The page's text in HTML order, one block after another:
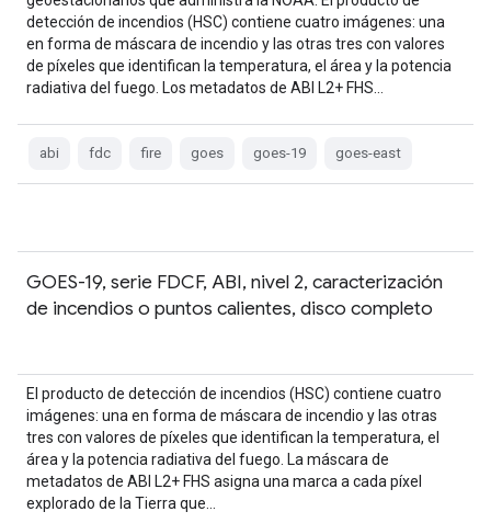
detección de incendios (HSC) contiene cuatro imágenes: una
en forma de máscara de incendio y las otras tres con valores
de píxeles que identifican la temperatura, el área y la potencia
radiativa del fuego. Los metadatos de ABI L2+ FHS…
abi fdc fire goes goes-19 goes-east
GOES-19, serie FDCF, ABI, nivel 2, caracterización
de incendios o puntos calientes, disco completo
El producto de detección de incendios (HSC) contiene cuatro
imágenes: una en forma de máscara de incendio y las otras
tres con valores de píxeles que identifican la temperatura, el
área y la potencia radiativa del fuego. La máscara de
metadatos de ABI L2+ FHS asigna una marca a cada píxel
explorado de la Tierra que…